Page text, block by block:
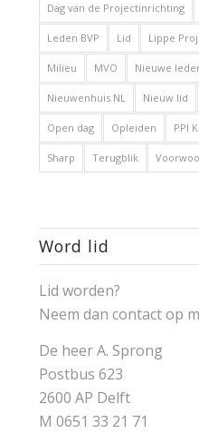
Dag van de Projectinrichting
Leden BVP Lid Lippe
Milieu MVO Nieuwe
Nieuwenhuis.NL Nieuw lid
Open dag Opleiden PPI
Sharp Terugblik
Word lid
Lid worden?
Neem dan contact op
De heer A. Sprong
Postbus 623
2600 AP Delft
M 0651 33 21 71